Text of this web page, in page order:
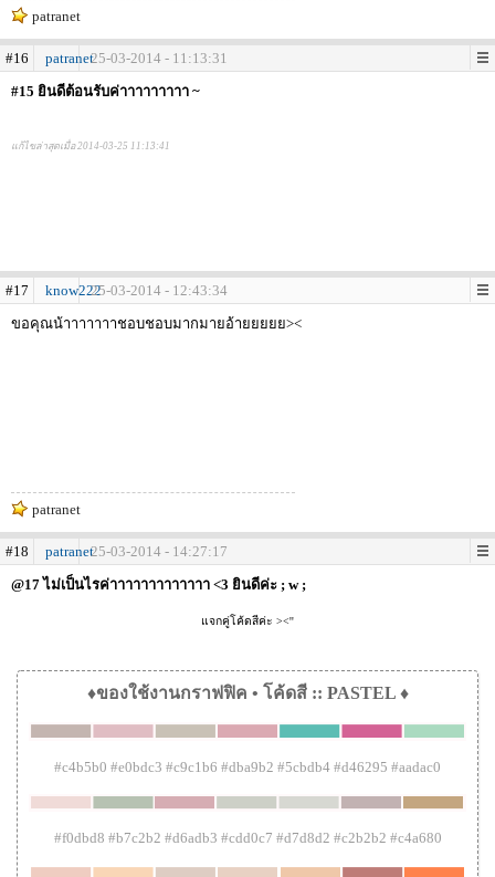
patranet
#16 patranet25-03-2014 - 11:13:31
#15 ยินดีต้อนรับค่าาาาาาาาา ~
แก้ไขล่าสุดเมื่อ 2014-03-25 11:13:41
#17 know22225-03-2014 - 12:43:34
ขอคุณน้าาาาาาาชอบชอบมากมายอ้ายยยยย><
patranet
#18 patranet25-03-2014 - 14:27:17
@17 ไม่เป็นไรค่าาาาาาาาาาาาา <3 ยินดีค่ะ ; w ;
แจกคู่โค้ดสีค่ะ ><''
♦ของใช้งานกราฟฟิค • โค้ดสี :: PASTEL ♦
#c4b5b0 #e0bdc3 #c9c1b6 #dba9b2 #5cbdb4 #d46295 #aadac0
#f0dbd8 #b7c2b2 #d6adb3 #cdd0c7 #d7d8d2 #c2b2b2 #c4a680